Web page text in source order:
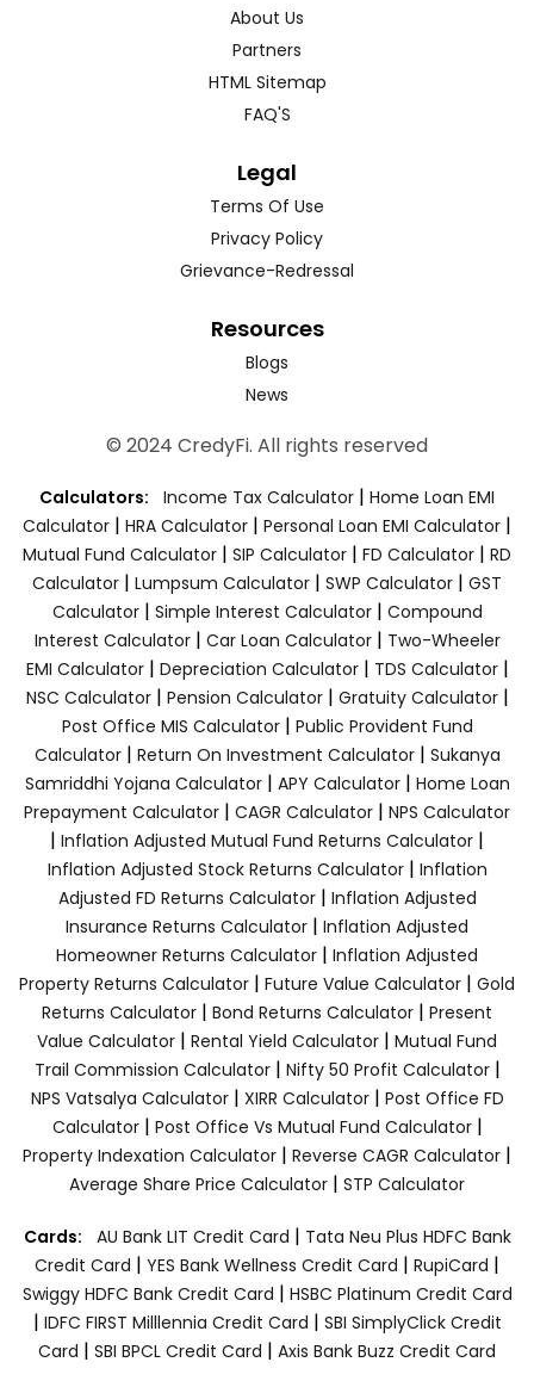
About Us
Partners
HTML Sitemap
FAQ'S
Legal
Terms Of Use
Privacy Policy
Grievance-Redressal
Resources
Blogs
News
© 2024 CredyFi. All rights reserved
Calculators: Income Tax Calculator | Home Loan EMI
Calculator | HRA Calculator | Personal Loan EMI Calculator |
Mutual Fund Calculator | SIP Calculator | FD Calculator | RD
Calculator | Lumpsum Calculator | SWP Calculator | GST
Calculator| Simple Interest Calculator| Compound
Interest Calculator| Car Loan Calculator| Two-Wheeler
EMI Calculator| Depreciation Calculator| TDS Calculator|
NSC Calculator| Pension Calculator| Gratuity Calculator|
Post Office MIS Calculator| Public Provident Fund
Calculator| Return On Investment Calculator| Sukanya
Samriddhi Yojana Calculator| APY Calculator| Home Loan
Prepayment Calculator | CAGR Calculator | NPS Calculator
| Inflation Adjusted Mutual Fund Returns Calculator |
Inflation Adjusted Stock Returns Calculator| Inflation
Adjusted FD Returns Calculator| Inflation Adjusted
Insurance Returns Calculator | Inflation Adjusted
Homeowner Returns Calculator | Inflation Adjusted
Property Returns Calculator | Future Value Calculator | Gold
Returns Calculator | Bond Returns Calculator | Present
Value Calculator | Rental Yield Calculator | Mutual Fund
Trail Commission Calculator| Nifty 50 Profit Calculator|
NPS Vatsalya Calculator| XIRR Calculator| Post Office FD
Calculator| Post Office Vs Mutual Fund Calculator|
Property Indexation Calculator | Reverse CAGR Calculator |
Average Share Price Calculator | STP Calculator
Cards: AU Bank LIT Credit Card | Tata Neu Plus HDFC Bank
Credit Card | YES Bank Wellness Credit Card | RupiCard |
Swiggy HDFC Bank Credit Card | HSBC Platinum Credit Card
| IDFC FIRST Milllennia Credit Card | SBI SimplyClick Credit
Card | SBI BPCL Credit Card | Axis Bank Buzz Credit Card